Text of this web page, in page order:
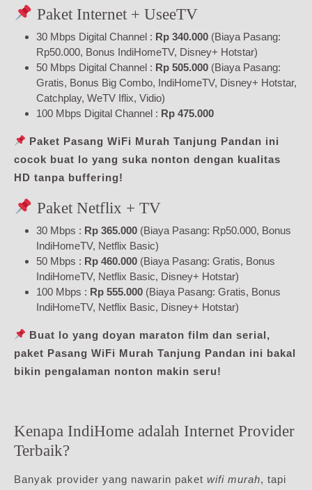
Paket Internet + UseeTV
30 Mbps Digital Channel : Rp 340.000 (Biaya Pasang:
Rp50.000, Bonus IndiHomeTV, Disney+ Hotstar)
50 Mbps Digital Channel : Rp 505.000 (Biaya Pasang:
Gratis, Bonus Big Combo, IndiHomeTV, Disney+ Hotstar,
Catchplay, WeTV Iflix, Vidio)
100 Mbps Digital Channel : Rp 475.000
Paket Pasang WiFi Murah Tanjung Pandan ini
cocok buat lo yang suka nonton dengan kualitas
HD tanpa buffering!
Paket Netflix + TV
30 Mbps : Rp 365.000 (Biaya Pasang: Rp50.000, Bonus
IndiHomeTV, Netflix Basic)
50 Mbps : Rp 460.000 (Biaya Pasang: Gratis, Bonus
IndiHomeTV, Netflix Basic, Disney+ Hotstar)
100 Mbps : Rp 555.000 (Biaya Pasang: Gratis, Bonus
IndiHomeTV, Netflix Basic, Disney+ Hotstar)
Buat lo yang doyan maraton film dan serial,
paket Pasang WiFi Murah Tanjung Pandan ini bakal
bikin pengalaman nonton makin seru!
Kenapa IndiHome adalah Internet Provider
Terbaik?
Banyak provider yang nawarin paket wifi murah, tapi